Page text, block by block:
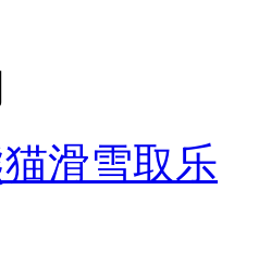
滑雪取乐